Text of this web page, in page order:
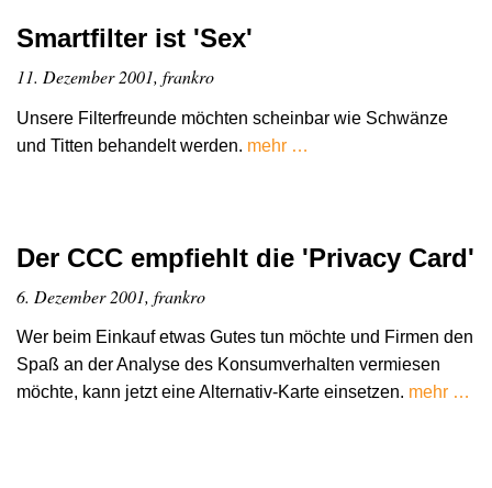
Smartfilter ist 'Sex'
11. Dezember 2001, frankro
Unsere Filterfreunde möchten scheinbar wie Schwänze
und Titten behandelt werden. mehr …
Der CCC empfiehlt die 'Privacy Card'
6. Dezember 2001, frankro
Wer beim Einkauf etwas Gutes tun möchte und Firmen den
Spaß an der Analyse des Konsumverhalten vermiesen
möchte, kann jetzt eine Alternativ-Karte einsetzen. mehr …